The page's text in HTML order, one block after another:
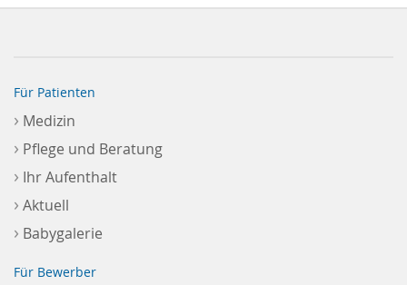
Für Patienten
› Medizin
› Pflege und Beratung
› Ihr Aufenthalt
› Aktuell
› Babygalerie
Für Bewerber